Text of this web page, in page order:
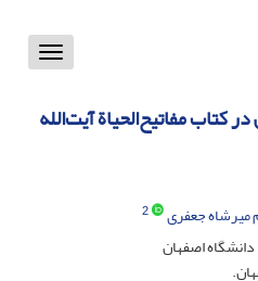
Toggle
کتاب مفاتیح‌الحیاة آیت‌الله
میرشاه جعفری
2
اصفهان